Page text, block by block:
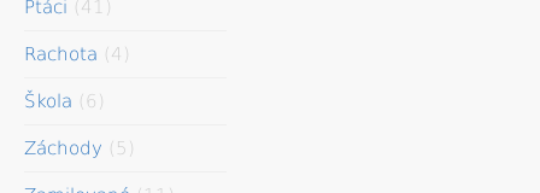
Ptáci (41)
Rachota (4)
Škola (6)
Záchody (5)